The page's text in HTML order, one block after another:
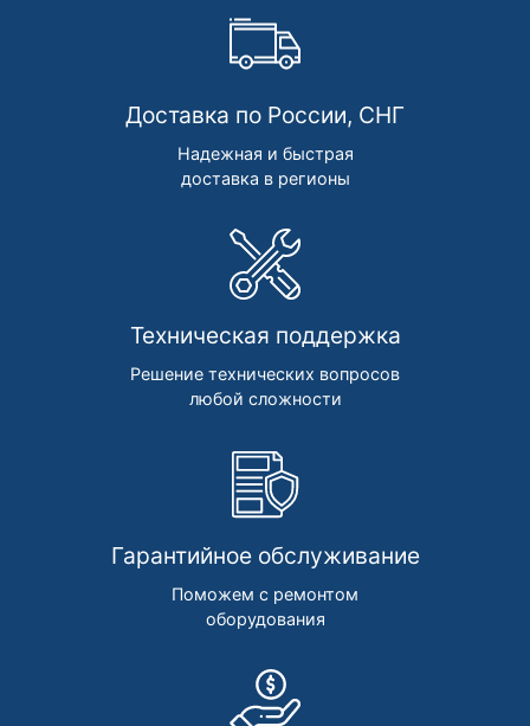
Доставка по России, СНГ
Надежная и быстрая
доставка в регионы
Техническая поддержка
Решение технических вопросов
любой сложности
Гарантийное обслуживание
Поможем с ремонтом
оборудования